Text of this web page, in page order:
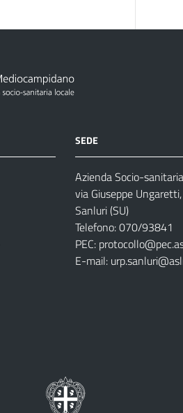
SEDE
Azienda Socio-
via Giuseppe
Sanluri (SU)
Telefono: 070/93841
PEC:
E-mail: